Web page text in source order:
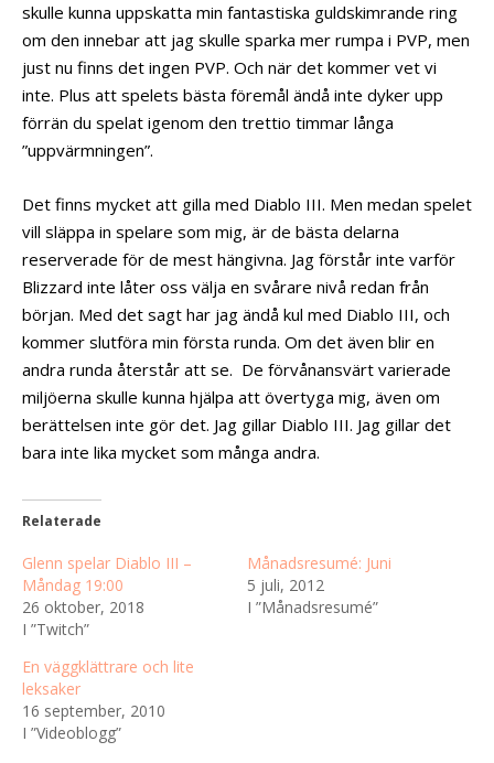
skulle kunna uppskatta min fantastiska guldskimrande ring
om den innebar att jag skulle sparka mer rumpa i PVP, men
just nu finns det ingen PVP. Och när det kommer vet vi
inte. Plus att spelets bästa föremål ändå inte dyker upp
förrän du spelat igenom den trettio timmar långa
”uppvärmningen”.
Det finns mycket att gilla med Diablo III. Men medan spelet
vill släppa in spelare som mig, är de bästa delarna
reserverade för de mest hängivna. Jag förstår inte varför
Blizzard inte låter oss välja en svårare nivå redan från
början. Med det sagt har jag ändå kul med Diablo III, och
kommer slutföra min första runda. Om det även blir en
andra runda återstår att se. De förvånansvärt varierade
miljöerna skulle kunna hjälpa att övertyga mig, även om
berättelsen inte gör det. Jag gillar Diablo III. Jag gillar det
bara inte lika mycket som många andra.
Relaterade
Glenn spelar Diablo III –
Måndag 19:00
26 oktober, 2018
I ”Twitch”
Månadsresumé: Juni
5 juli, 2012
I ”Månadsresumé”
En väggklättrare och lite
leksaker
16 september, 2010
I ”Videoblogg”